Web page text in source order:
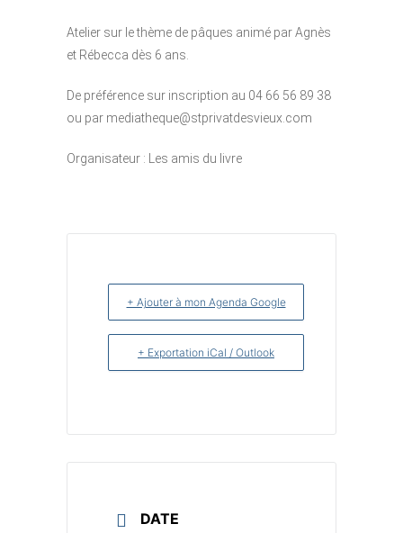
Atelier sur le thème de pâques animé par Agnès
et Rébecca dès 6 ans.
De préférence sur inscription au 04 66 56 89 38
ou par mediatheque@stprivatdesvieux.com
Organisateur : Les amis du livre
+ Ajouter à mon Agenda Google
+ Exportation iCal / Outlook
DATE